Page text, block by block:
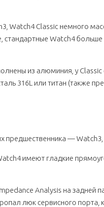
Watch4 Classic немного
стандартные Watch4
из алюминия, у Classic
316L или титан (также
предшественника — Watch3,
имеют гладкие
Analysis на задней
люк сервисного порта,